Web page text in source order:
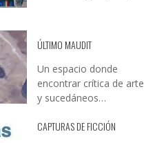
ÚLTIMO MAUDIT
Un espacio donde
encontrar crítica de arte
y sucedáneos…
CAPTURAS DE FICCIÓN